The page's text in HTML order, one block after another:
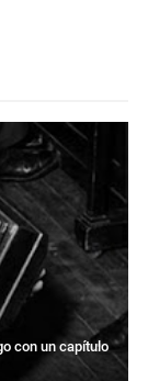
con un capítulo